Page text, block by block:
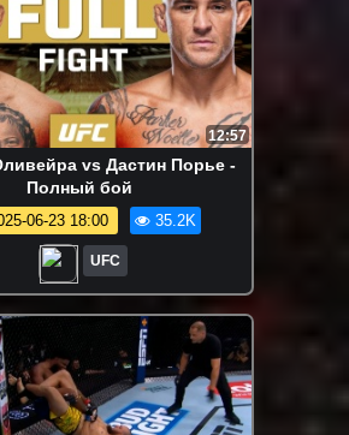
12:57
vs Дастин Порье -
Полный бой
06-23 18:00 35.2K
UFC